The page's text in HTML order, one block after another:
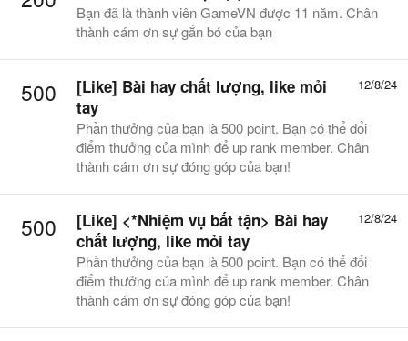
Bạn đã là thành viên GameVN được 11 năm. Chân
thành cám ơn sự gắn bó của bạn
500 12/8/24
[Like] Bài hay chất lượng, like mỏi
tay
Phần thưởng của bạn là 500 point. Bạn có thể đổi
điểm thưởng của mình để up rank member. Chân
thành cám ơn sự đóng góp của bạn!
500 12/8/24
[Like] <*Nhiệm vụ bất tận> Bài hay
chất lượng, like mỏi tay
Phần thưởng của bạn là 500 point. Bạn có thể đổi
điểm thưởng của mình để up rank member. Chân
thành cám ơn sự đóng góp của bạn!